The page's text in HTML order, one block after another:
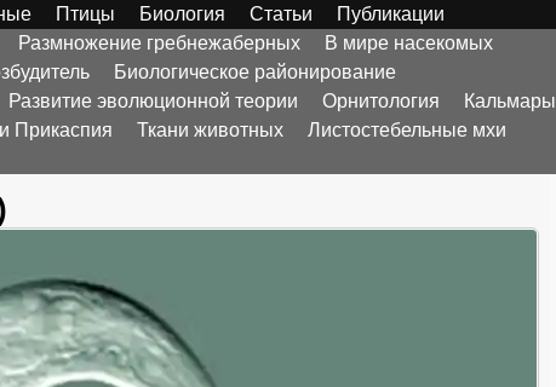
Птицы Биология Статьи
Публикации
Размножение гребнежаберных
В мире насекомых
Биологическое районирование
Развитие эволюционной теории Орнитология
Кальмары
Прикаспия Ткани животных
Листостебельные мхи